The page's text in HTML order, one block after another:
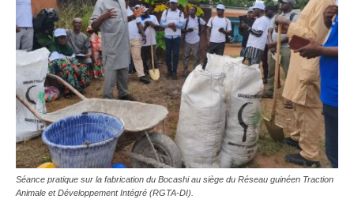
Séance pratique sur la fabrication du Bocashi au siège du Réseau guinéen Traction
Animale et Développement Intégré (RGTA-DI).